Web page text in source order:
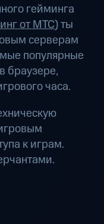
гейминга
от МТС) ты
серверам
популярные
браузере,
часа.
к играм.